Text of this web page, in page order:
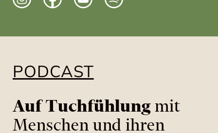
PODCAST
Auf Tuchfühlungmit
Menschen und ihren